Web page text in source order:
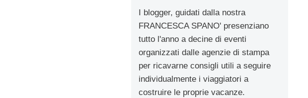
I blogger, guidati dalla nostra
FRANCESCA SPANO' presenziano
tutto l'anno a decine di eventi
organizzati dalle agenzie di stampa
per ricavarne consigli utili a seguire
individualmente i viaggiatori a
costruire le proprie vacanze.